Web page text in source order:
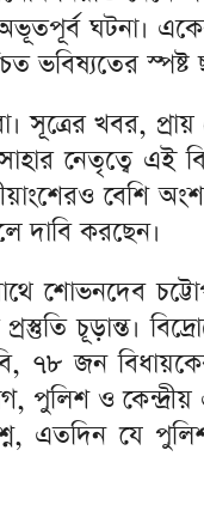
অভূতপূর্ব ঘটনা।
ভবিষ্যতের স্পষ্ট
সূত্রের খবর,
নেতৃত্বে এই
বেশি
দাবি করছেন।
শোভনদেব
চূড়ান্ত।
৭৮ জন
পুলিশ ও
এতদিন যে